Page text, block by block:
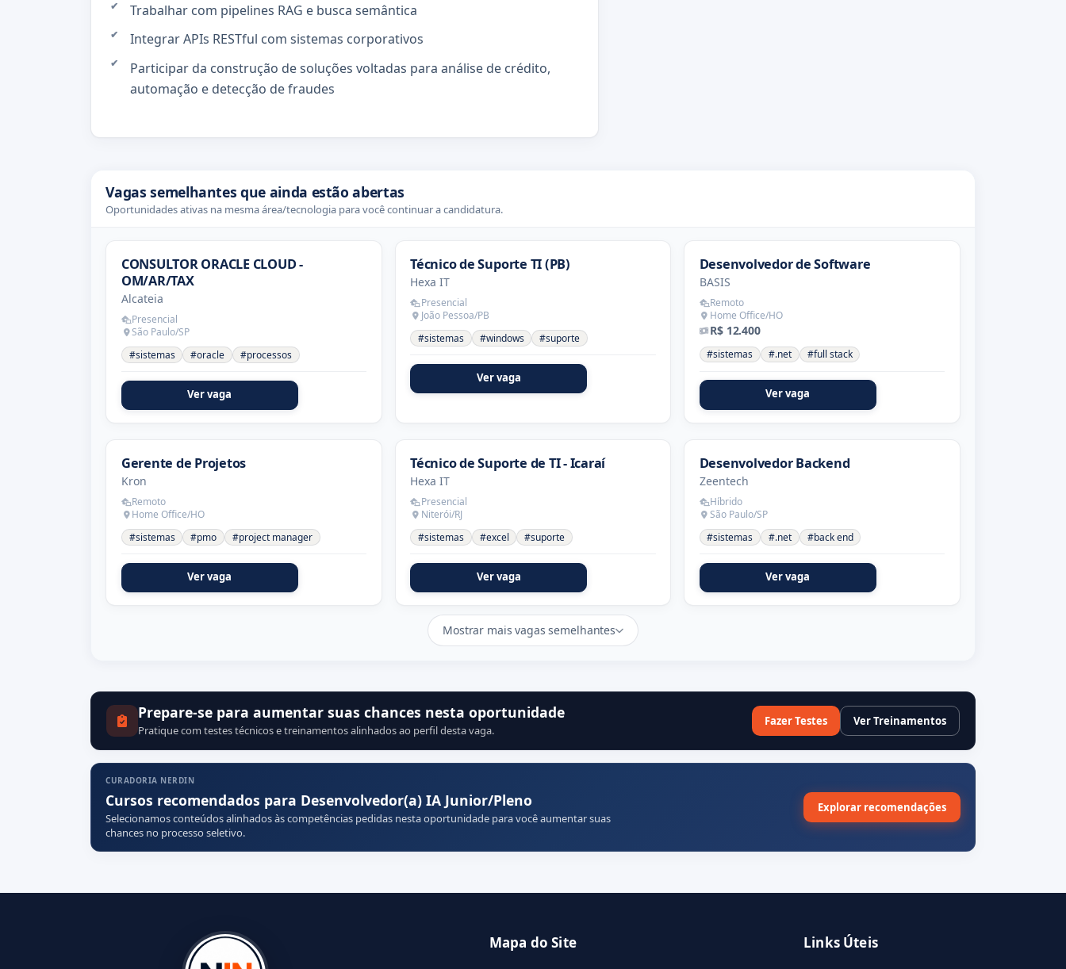
Trabalhar com pipelines RAG e busca semântica
Integrar APIs RESTful com sistemas corporativos
Participar da construção de soluções voltadas para análise de crédito,
automação e detecção de fraudes
Vagas semelhantes que ainda estão abertas
Oportunidades ativas na mesma área/tecnologia para você continuar a candidatura.
CONSULTOR ORACLE CLOUD -
OM/AR/TAX
Alcateia
Presencial
São Paulo/SP
#sistemas
#oracle #processos
Ver vaga
Técnico de Suporte TI (PB)
Hexa IT
Presencial
João Pessoa/PB
#sistemas
#windows #suporte
Ver vaga
Desenvolvedor de Software
BASIS
Remoto
Home Office/HO
R$ 12.400
#sistemas #.net #full stack
Ver vaga
Gerente de Projetos
Kron
Remoto
Home Office/HO
#sistemas
#pmo #project manager
Ver vaga
Técnico de Suporte de TI - Icaraí
Hexa IT
Presencial
Niterói/RJ
#sistemas
#excel #suporte
Ver vaga
Desenvolvedor Backend
Zeentech
Híbrido
São Paulo/SP
#sistemas
#.net #back end
Ver vaga
Mostrar mais vagas semelhantes
Prepare-se para aumentar suas chances nesta oportunidade
Pratique com testes técnicos e treinamentos alinhados ao perfil desta vaga.
Fazer Testes Ver Treinamentos
CURADORIA NERDIN
Cursos recomendados para Desenvolvedor(a) IA Junior/Pleno
Selecionamos conteúdos alinhados às competências pedidas nesta oportunidade para você aumentar suas
chances no processo seletivo.
Explorar recomendações
Mapa do Site Links Úteis